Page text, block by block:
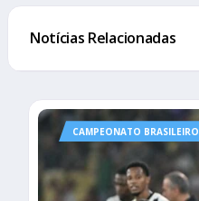
Notícias Relacionadas
CAMPEONATO BRASILEIRO